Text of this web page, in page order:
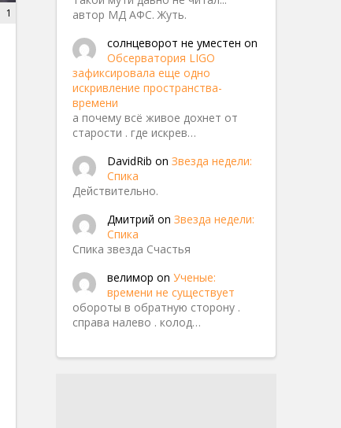
1
автор МД АФС. Жуть.
солнцеворот не уместен on
Обсерватория LIGO
зафиксировала еще одно
искривление пространства-
времени
а почему всё живое дохнет от
старости . где искрев…
DavidRib on Звезда недели:
Спика
Действительно.
Дмитрий on Звезда недели:
Спика
Спика звезда Счастья
велимор on Ученые:
времени не существует
обороты в обратную сторону .
справа налево . колод…